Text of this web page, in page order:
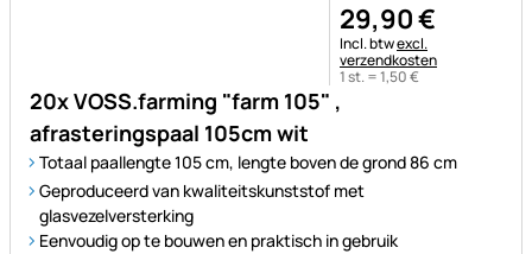
20x VOSS.farming "farm 105" ,
afrasteringspaal 105cm wit
Totaal paallengte 105 cm, lengte boven de grond 86 cm
Geproduceerd van kwaliteitskunststof met
glasvezelversterking
Eenvoudig op te bouwen en praktisch in gebruik
29,90€
Belastinginformatie:
Incl. btwexcl.
verzendkosten
1 st. =1,50€